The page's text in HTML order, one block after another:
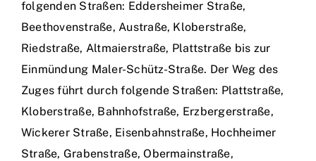
folgenden Straßen: Eddersheimer Straße,
Beethovenstraße, Austraße, Kloberstraße,
Riedstraße, Altmaierstraße, Plattstraße bis zur
Einmündung Maler-Schütz-Straße. Der Weg des
Zuges führt durch folgende Straßen: Plattstraße,
Kloberstraße, Bahnhofstraße, Erzbergerstraße,
Wickerer Straße, Eisenbahnstraße, Hochheimer
Straße, Grabenstraße, Obermainstraße,